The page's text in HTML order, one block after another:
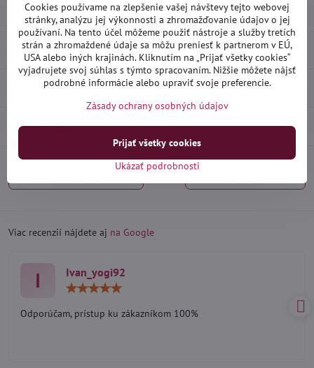
Výrobca:Heko
Popis
Recenzie 0
Diskusia 0
Viac recenzií nájdete aj na Google
I Ivan_yogi92
5
Odporúčam, prístup ku zákazníkom 100%
Cookies používame na zlepšenie vašej návštevy tejto webovej
stránky, analýzu jej výkonnosti a zhromažďovanie údajov o jej
používaní. Na tento účel môžeme použiť nástroje a služby tretích
strán a zhromaždené údaje sa môžu preniesť k partnerom v EÚ,
USA alebo iných krajinách. Kliknutím na „Prijať všetky cookies“
vyjadrujete svoj súhlas s týmto spracovaním. Nižšie môžete nájsť
podrobné informácie alebo upraviť svoje preferencie.
Zásady ochrany osobných údajov
Ukázať podrobnosti
Prijať všetky cookies